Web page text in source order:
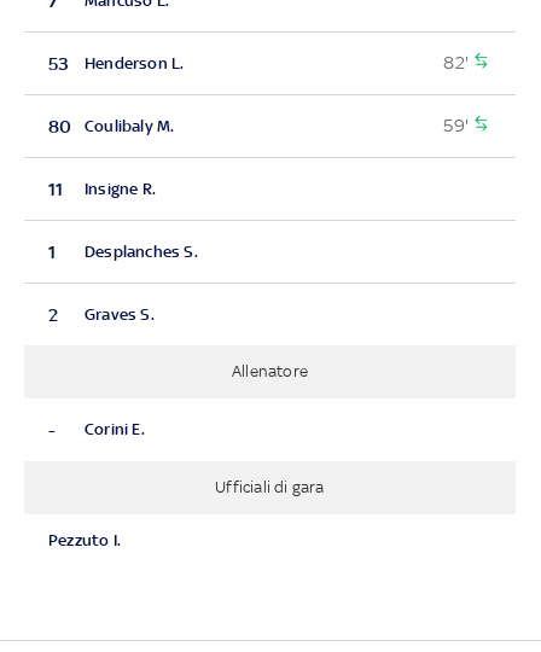
53 Henderson L. 82'
80 Coulibaly M. 59'
11 Insigne R.
1 Desplanches S.
2 Graves S.
Allenatore
- Corini E.
Ufficiali di gara
Pezzuto I.